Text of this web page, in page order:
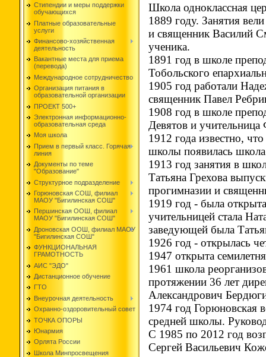
Стипендии и меры поддержки
обучающихся
Платные образовательные
услуги
Финансово-хозяйственная
деятельность
Вакантные места для приема
(перевода)
Международное сотрудничество
Организация питания в
образовательной организации
ПРОЕКТ 500+
Электронная информационно-
образовательная среда
Моя школа
Прием в первый класс. Горячая
линия
Документы по теме
"Образование"
Структурное подразделение
Горюновская СОШ, филиал
МАОУ "Бигилинская СОШ"
Першинская ООШ, филиал
МАОУ "Бигилинская СОШ"
Дроновская ООШ, филиал МАОУ
"Бигилинская СОШ"
ФУНКЦИОНАЛЬНАЯ
ГРАМОТНОСТЬ
АИС "ЭДО"
Дистанционное обучение
ГТО
Внеурочная деятельность
Охранно-оздоровительный совет
ТОЧКА ОПОРЫ
Юнармия
Орлята России
Школа Минпросвещения
Школа одноклассная
1889 году. Занятия
и священник Василий
ученика.
1891 год в школе
Тобольского
1905 год работали
священник Павел
1908 год в школе
Девятов и
1912 года известно,
школы появилась
1913 год занятия в
Татьяна Грехова
прогимназии и
1919 год - была
учительницей стала
заведующей была
1926 год - открылась
1947 открыта
1961 школа
протяжении 36 лет
Александрович
1974 год Горюновская
средней школы.
С 1985 по 2012 год
Сергей Васильевич